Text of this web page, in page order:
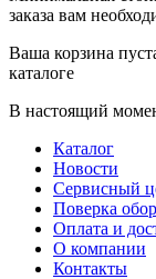
заказа вам
Ваша корзина
каталоге
В настоящий
Каталог
Новости
Сервисный
Поверка
Оплата и
О компании
Контакты